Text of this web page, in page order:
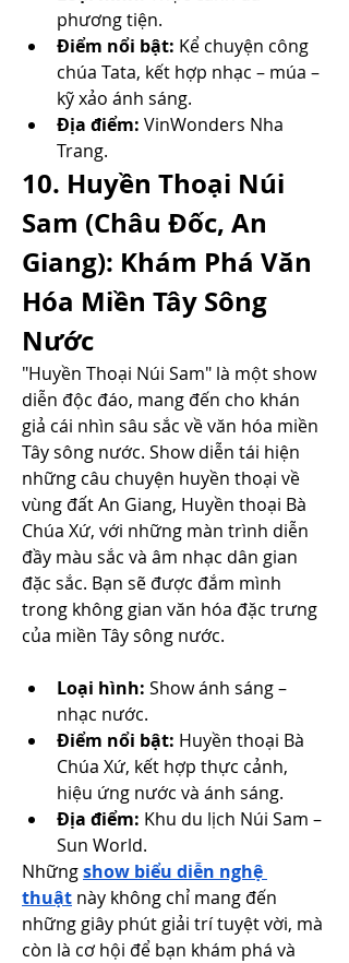
phương tiện.
Điểm nổi bật: Kể chuyện công
chúa Tata, kết hợp nhạc – múa –
kỹ xảo ánh sáng.
Địa điểm: VinWonders Nha
Trang.
10. Huyền Thoại Núi
Sam (Châu Đốc, An
Giang): Khám Phá Văn
Hóa Miền Tây Sông
Nước
"Huyền Thoại Núi Sam" là một show
diễn độc đáo, mang đến cho khán
giả cái nhìn sâu sắc về văn hóa miền
Tây sông nước. Show diễn tái hiện
những câu chuyện huyền thoại về
vùng đất An Giang, Huyền thoại Bà
Chúa Xứ, với những màn trình diễn
đầy màu sắc và âm nhạc dân gian
đặc sắc. Bạn sẽ được đắm mình
trong không gian văn hóa đặc trưng
của miền Tây sông nước.
Loại hình: Show ánh sáng –
nhạc nước.
Điểm nổi bật: Huyền thoại Bà
Chúa Xứ, kết hợp thực cảnh,
hiệu ứng nước và ánh sáng.
Địa điểm: Khu du lịch Núi Sam –
Sun World.
Những show biểu diễn nghệ
thuật này không chỉ mang đến
những giây phút giải trí tuyệt vời, mà
còn là cơ hội để bạn khám phá và